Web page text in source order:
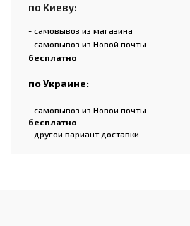
по Киеву:
- самовывоз из магазина
- самовывоз из Новой почты
бесплатно
по Украине:
- самовывоз из Новой почты
бесплатно
- другой вариант доставки